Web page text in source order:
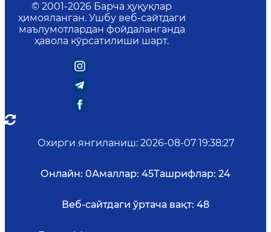
© 2001-2026 Барча ҳуқуқлар
ҳимояланган. Ушбу веб-сайтдаги
маълумотлардан фойдаланганда
ҳавола кўрсатилиши шарт.
Охирги янгиланиш: 2026-08-07 19:38:27
Онлайн: 0Амаллар: 45Ташрифлар: 24
Веб-сайтдаги ўртача вақт: 48